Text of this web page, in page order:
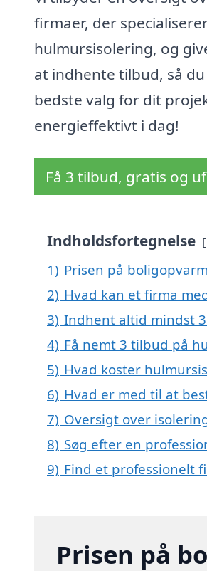
firmaer, der
hulmursisolering, og
at indhente tilbud, så
bedste valg for dit
energieffektivt i dag!
Få 3 tilbud, gratis og
Indholdsfortegnelse
1) Prisen på
2) Hvad kan et firma
3) Indhent altid mindst
4) Få nemt 3 tilbud på
5) Hvad koster
6) Hvad er med til at
7) Oversigt over
8) Søg efter en
9) Find et professionelt
Prisen på